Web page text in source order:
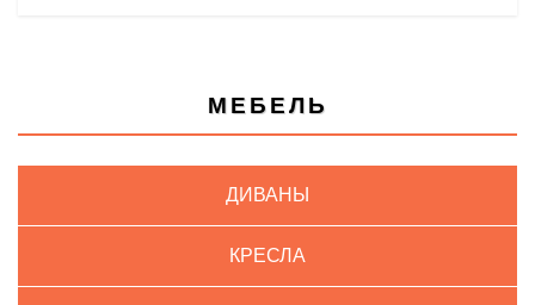
МЕБЕЛЬ
ДИВАНЫ
КРЕСЛА